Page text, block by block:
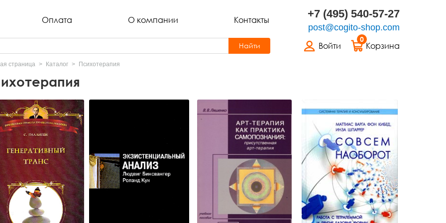
Оплата О компании Контакты +7 (495) 540-57-27
post@cogito-shop.com
Войти
0
Корзина
Найти
страница Каталог Психотерапия